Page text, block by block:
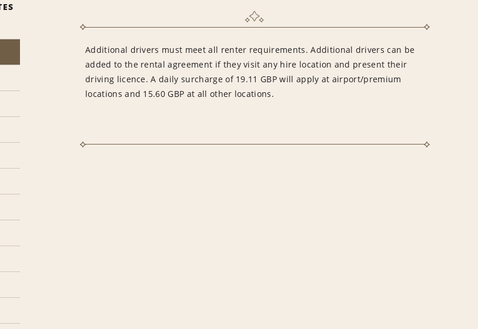
Additional drivers must meet all renter requirements. Additional drivers can be
added to the rental agreement if they visit any hire location and present their
driving licence. A daily surcharge of 19.11 GBP will apply at airport/premium
locations and 15.60 GBP at all other locations.